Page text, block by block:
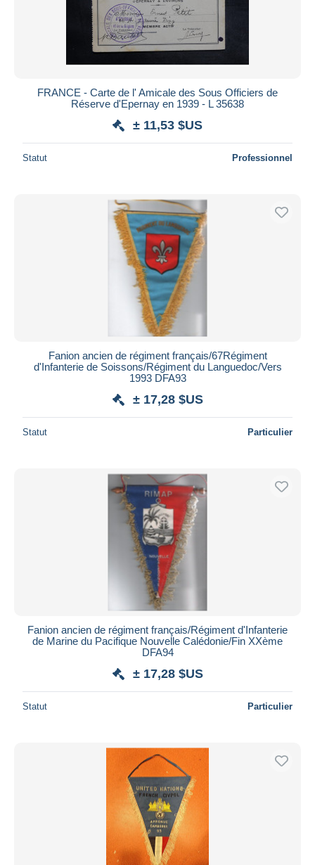
FRANCE - Carte de l' Amicale des Sous Officiers de
Réserve d'Epernay en 1939 - L 35638
± 11,53 $US
Statut Professionnel
Fanion ancien de régiment français/67Régiment
d'Infanterie de Soissons/Régiment du Languedoc/Vers
1993 DFA93
± 17,28 $US
Statut Particulier
Fanion ancien de régiment français/Régiment d'Infanterie
de Marine du Pacifique Nouvelle Calédonie/Fin XXème
DFA94
± 17,28 $US
Statut Particulier